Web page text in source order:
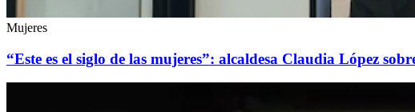
Mujeres
“Este es el siglo de las mujeres”: alcaldesa Claudia López